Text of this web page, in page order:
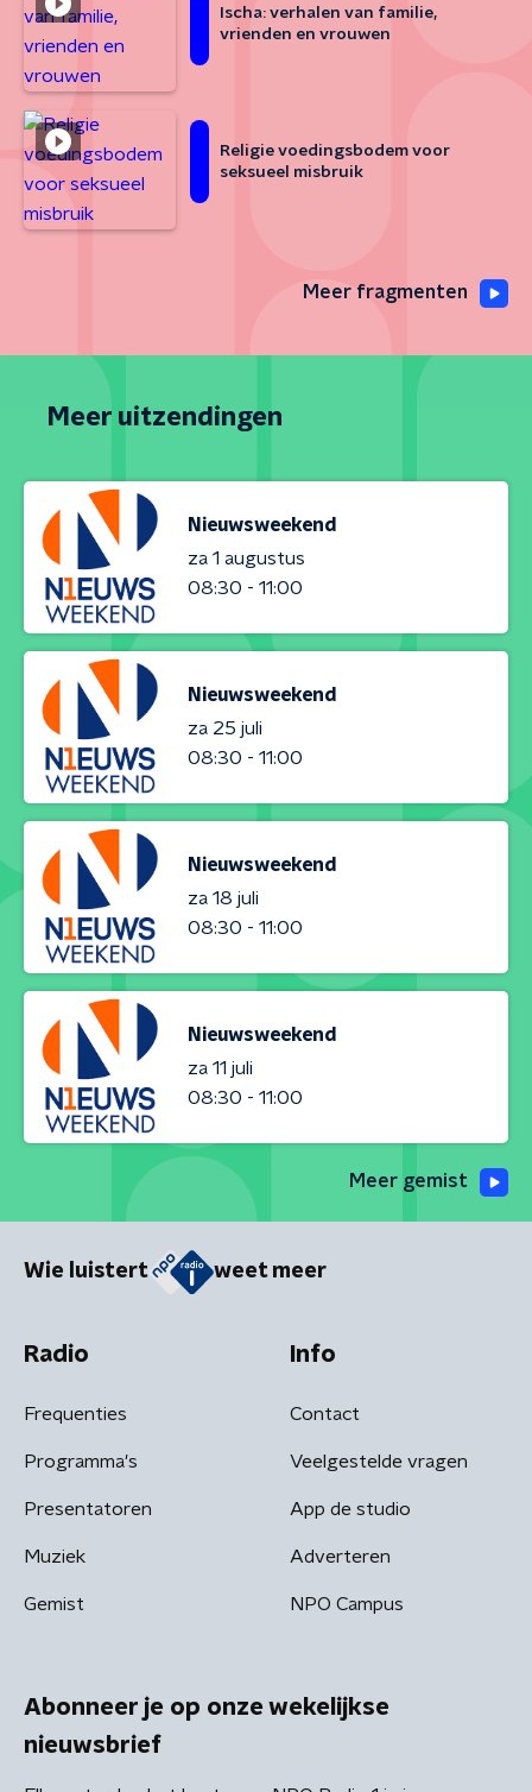
Ischa: verhalen van familie,
vrienden en vrouwen
Religie voedingsbodem voor
seksueel misbruik
Meer fragmenten
Meer uitzendingen
Nieuwsweekend
za 1 augustus
08:30 - 11:00
Nieuwsweekend
za 25 juli
08:30 - 11:00
Nieuwsweekend
za 18 juli
08:30 - 11:00
Nieuwsweekend
za 11 juli
08:30 - 11:00
Meer gemist
Wie luistert weet meer
Radio
Frequenties
Programma's
Presentatoren
Muziek
Gemist
Info
Contact
Veelgestelde vragen
App de studio
Adverteren
NPO Campus
Abonneer je op onze wekelijkse
nieuwsbrief